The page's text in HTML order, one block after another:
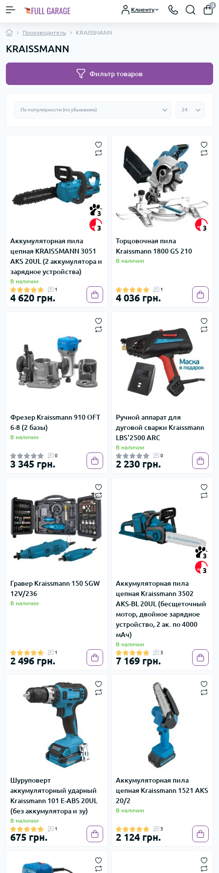
Клиенту
0
Производитель KRAISSMANN
KRAISSMANN
Фильтр товаров
3
3
Аккумуляторная пила
цепная KRAISSMANN 3051
AKS 20UL (2 аккумулятора и
зарядное устройства)
В наличии
1
4 620 грн.
3
Торцовочная пила
Kraissmann 1800 GS 210
В наличии
1
4 036 грн.
Фрезер Kraissmann 910 OFT
6-8 (2 базы)
В наличии
0
3 345 грн.
Ручной аппарат для
дуговой сварки Kraissmann
LBS'2500 ARC
В наличии
0
2 230 грн.
Гравер Kraissmann 150 SGW
12V/236
В наличии
1
2 496 грн.
3
3
Аккумуляторная пила
цепная Kraissmann 3502
AKS-BL 20UL (бесщеточный
мотор, двойное зарядное
устройство, 2 ак. по 4000
мАч)
В наличии
3
7 169 грн.
Шуруповерт
аккумуляторный ударный
Kraissmann 101 E-ABS 20UL
(без аккумулятора и зу)
В наличии
1
675 грн.
Аккумуляторная пила
цепная Kraissmann 1521 AKS
20/2
В наличии
5
2 124 грн.